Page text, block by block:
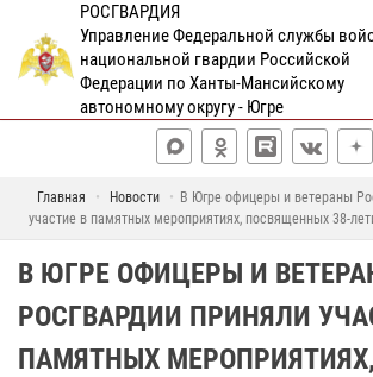
РОСГВАРДИЯ
Управление Федеральной службы
национальной гвардии Российской
Федерации по Ханты-Мансийскому
автономному округу - Югре
Главная Новости
В Югре офицеры и ветераны
участие в памятных мероприятиях, посвященных 38-
В ЮГРЕ ОФИЦЕРЫ И
РОСГВАРДИИ ПРИНЯЛИ
ПАМЯТНЫХ МЕРОПРИЯТИЯХ,